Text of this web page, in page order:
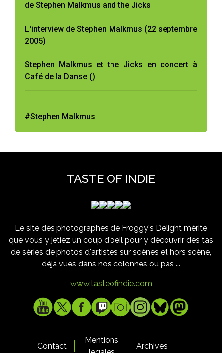
de Stephen Malkmus and the Jicks
L'interview de Stephen Malkmus (22 septembre
2005)
Stephen Malkmus et the Jicks en concert à
Café de la Danse ()
#Stephen Malkmus
TASTE OF INDIE
Le site des photographes de Froggy's Delight mérite
que vous y jetiez un coup d'oeil pour y découvrir des tas
de séries de photos d'artistes sur scènes et hors scène,
déjà vues dans nos colonnes ou pas ...
www.tasteofindie.com
Contact
Mentions
Archives